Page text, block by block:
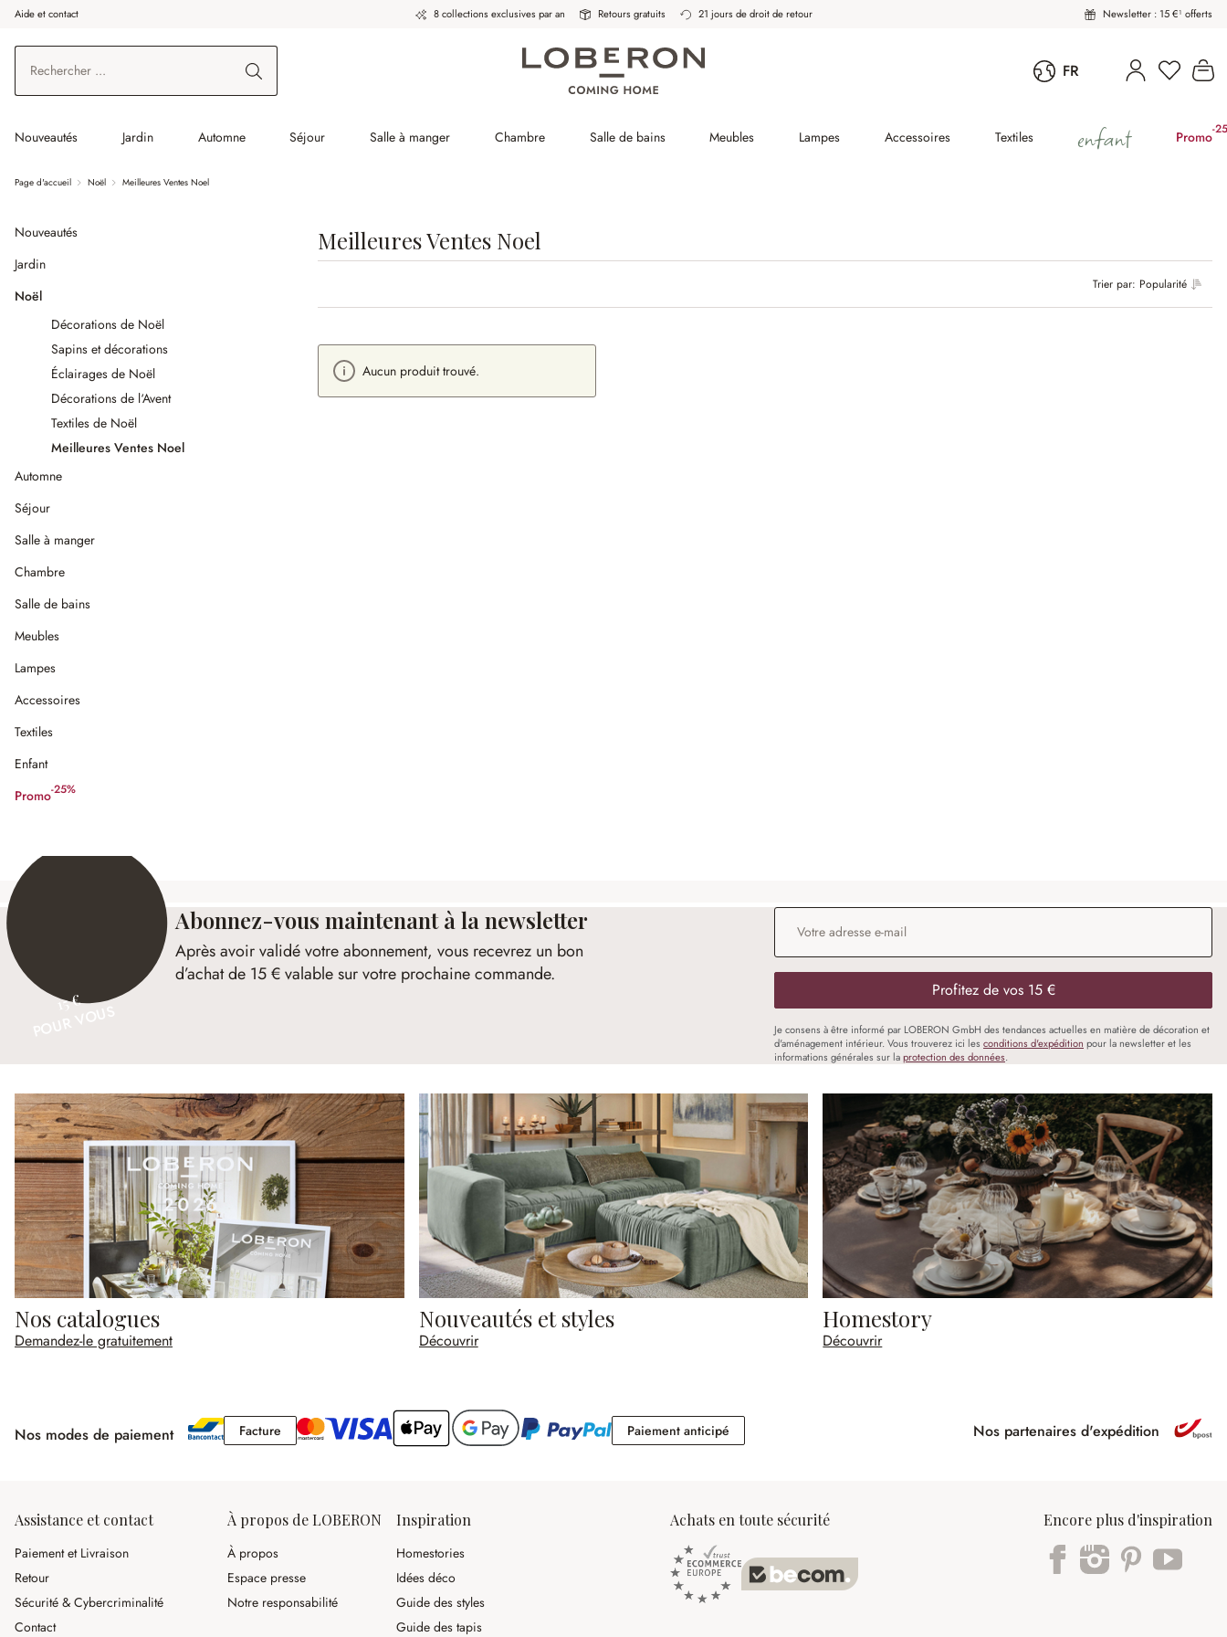
au contenu principal
Aller à la recherche
Aller à la navigation principale
Aide et contact 8 collections exclusives par an Retours gratuits 21 jours de droit de retour Newsletter : 15 €¹ offerts
FR
Nouveautés Jardin Automne Séjour Salle à manger Chambre Salle de bains Meubles Lampes Accessoires Textiles enfant Promo-
Page d'accueil Noël Meilleures Ventes Noel
Nouveautés
Jardin
Noël
Décorations de Noël
Sapins et décorations
Éclairages de Noël
Décorations de l‘Avent
Textiles de Noël
Meilleures Ventes Noel
Automne
Séjour
Salle à manger
Chambre
Salle de bains
Meubles
Lampes
Accessoires
Textiles
Enfant
Promo-25%
(25%spared)
Meilleures Ventes Noel
Trier par: Popularité
Aucun produit trouvé.
15 €
Abonnez-vous maintenant à la newsletter
Après avoir validé votre abonnement, vous recevrez un bon
d’achat de 15 € valable sur votre prochaine commande.
Adresse e-mail
Profitez de vos 15 €
Je consens à être informé par LOBERON GmbH des tendances actuelles en matière de décoration et
d'aménagement intérieur. Vous trouverez ici les conditions d'expédition pour la newsletter et les
informations générales sur laprotection des données.
Nos catalogues
Demandez-le gratuitement
Nouveautés et styles
Découvrir
Homestory
Découvrir
Nos modes de paiement FactureFacture Paiement anticipéPaiement anticipé Nos partenaires d'expédition
Assistance et contact
Paiement et Livraison
Retour
Sécurité & Cybercriminalité
Contact
À propos de LOBERON
À propos
Espace presse
Notre responsabilité
Inspiration
Homestories
Idées déco
Guide des styles
Guide des tapis
Achats en toute sécurité Encore plus d'inspiration